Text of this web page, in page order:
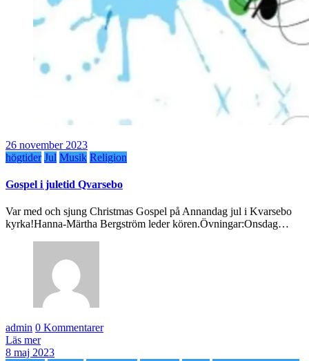
26 november 2023
högtider Jul Musik Religion
Gospel i juletid Qvarsebo
Var med och sjung Christmas Gospel på Annandag jul i Kvarsebo
kyrka!Hanna-Märtha Bergström leder kören.Övningar:Onsdag…
admin 0 Kommentarer
Läs mer
8 maj 2023